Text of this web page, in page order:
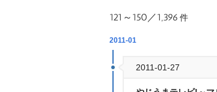
121～150／1,396 件
2011-01
2011-01-27